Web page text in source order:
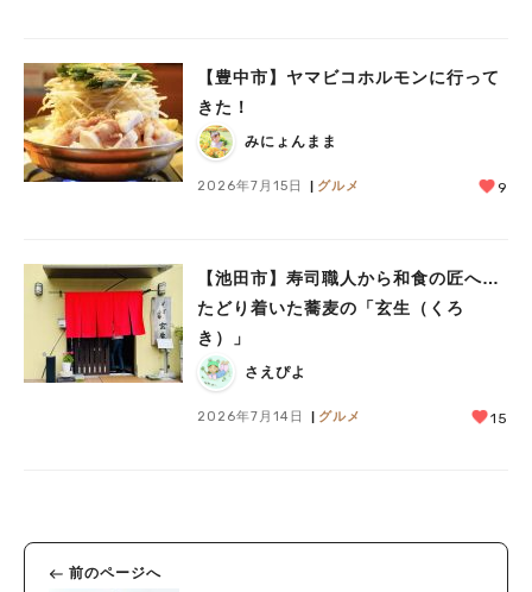
【豊中市】ヤマビコホルモンに行って
きた！
みにょんまま
2026年7月15日 グルメ 9
【池田市】寿司職人から和食の匠へ…
たどり着いた蕎麦の「玄生（くろ
き）」
さえぴよ
2026年7月14日 グルメ 15
前のページへ